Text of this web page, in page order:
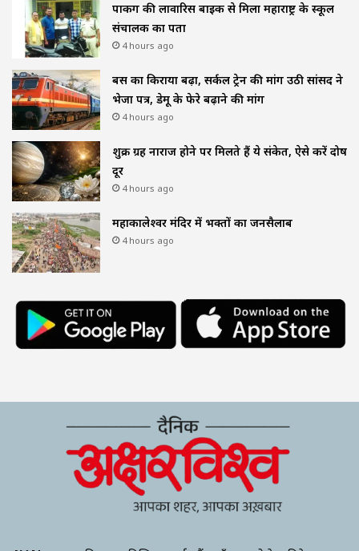
पार्किंग की लावारिस बाइक से मिला महाराष्ट्र के स्कूल
संचालक का पता
4 hours ago
बस का किराया बढ़ा, सर्कल ट्रेन की मांग उठी सांसद ने
भेजा पत्र, डेमू के फेरे बढ़ाने की मांग
4 hours ago
शुक्र ग्रह नाराज होने पर मिलते हैं ये संकेत, ऐसे करें दोष
दूर
4 hours ago
महाकालेश्वर मंदिर में भक्तों का जनसैलाब
4 hours ago